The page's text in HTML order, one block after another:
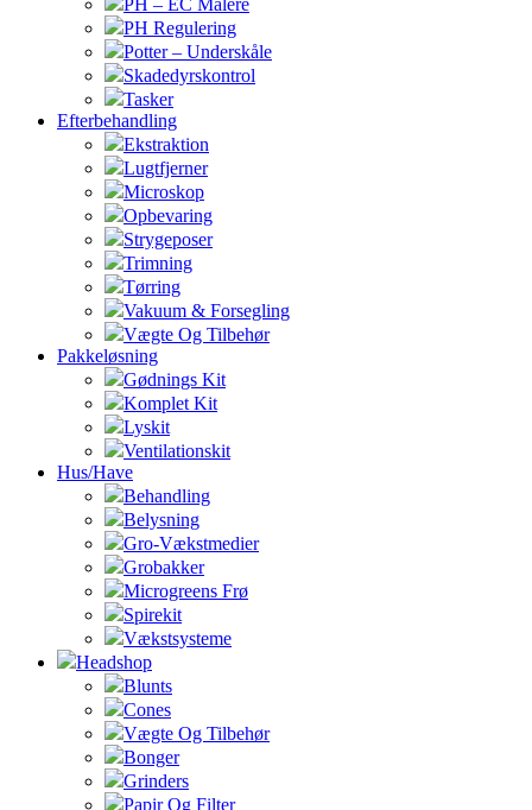
PH – EC Målere
PH Regulering
Potter – Underskåle
Skadedyrskontrol
Tasker
Efterbehandling
Ekstraktion
Lugtfjerner
Microskop
Opbevaring
Strygeposer
Trimning
Tørring
Vakuum & Forsegling
Vægte Og Tilbehør
Pakkeløsning
Gødnings Kit
Komplet Kit
Lyskit
Ventilationskit
Hus/Have
Behandling
Belysning
Gro-Vækstmedier
Grobakker
Microgreens Frø
Spirekit
Vækstsysteme
Headshop
Blunts
Cones
Vægte Og Tilbehør
Bonger
Grinders
Papir Og Filter